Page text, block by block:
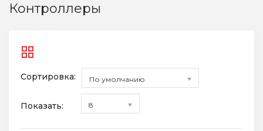
Контроллеры
Сортировка: По умолчанию
Показать: 8